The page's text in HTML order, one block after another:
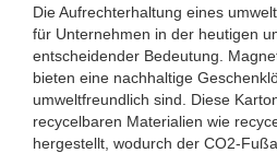
Die Aufrechterhaltung eines
für Unternehmen in der heutigen
entscheidender Bedeutung.
bieten eine nachhaltige
umweltfreundlich sind. Diese
recycelbaren Materialien wie
hergestellt, wodurch der CO2-